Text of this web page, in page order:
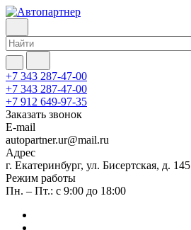
+7 343 287-47-00
+7 343 287-47-00
+7 912 649-97-35
Заказать звонок
E-mail
autopartner.ur@mail.ru
Адрес
г. Екатеринбург, ул. Бисертская, д. 145
Режим работы
Пн. – Пт.: с 9:00 до 18:00